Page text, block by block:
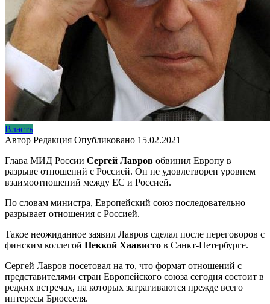
Власть
Автор Редакция Опубликовано 15.02.2021
Глава МИД России Сергей Лавров обвинил Европу в
разрыве отношений с Россией. Он не удовлетворен уровнем
взаимоотношений между ЕС и Россией.
По словам министра, Европейский союз последовательно
разрывает отношения с Россией.
Такое неожиданное заявил Лавров сделал после переговоров с
финским коллегой Пеккой Хаависто в Санкт-Петербурге.
Сергей Лавров посетовал на то, что формат отношений с
представителями стран Европейского союза сегодня состоит в
редких встречах, на которых затрагиваются прежде всего
интересы Брюсселя.